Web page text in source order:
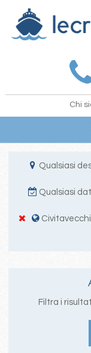
Chi
Qualsiasi
Qualsiasi
Filtra i